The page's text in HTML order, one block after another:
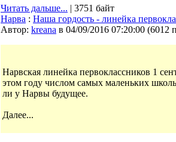
Читать дальше... | 3751 байт
Нарва : Наша гордость - линейка
Автор: kreana в 04/09/2016 07:20:00 (6012
Нарвская линейка первоклассников 1
этом году числом самых маленьких
ли у Нарвы будущее.
Далее...